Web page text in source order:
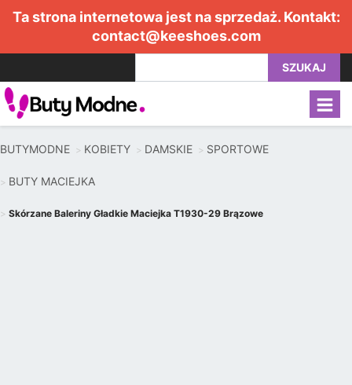
Ta strona internetowa jest na sprzedaż. Kontakt:
contact@keeshoes.com
SZUKAJ
BUTYMODNE KOBIETY DAMSKIE SPORTOWE
BUTY MACIEJKA
Skórzane Baleriny Gładkie Maciejka T1930-29 Brązowe